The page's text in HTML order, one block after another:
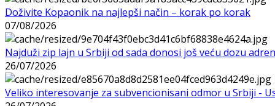
Doživite Kopaonik na najlepši način – korak po korak
07/08/2026
Najduži zip lajn u Srbiji od sada donosi još veću dozu
26/07/2026
Veliko interesovanje za subvencionisani odmor u Srbiji -